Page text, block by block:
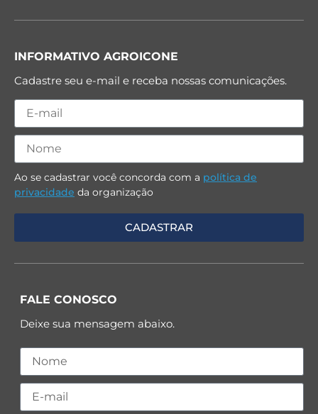
INFORMATIVO AGROICONE
Cadastre seu e-mail e receba nossas comunicações.
Ao se cadastrar você concorda com a política de
privacidade da organização
FALE CONOSCO
Deixe sua mensagem abaixo.